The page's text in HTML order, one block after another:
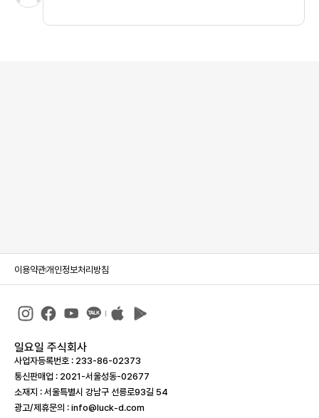
이용약관개인정보처리방침
일요일 주식회사
사업자등록번호 : 233-86-023­73
통신판매업 : 2021-서울성동-02677
소재지 : 서울특별시 강남구 선릉로93길 54
광고/제휴문의 : info@luck-d.com